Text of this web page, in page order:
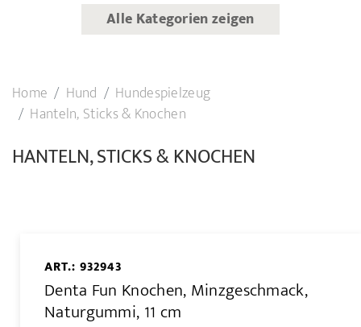
Alle Kategorien zeigen
Home Hund
Hundespielzeug
Hanteln, Sticks & Knochen
HANTELN, STICKS & KNOCHEN
ART.: 932943
Denta Fun Knochen, Minzgeschmack,
Naturgummi, 11 cm